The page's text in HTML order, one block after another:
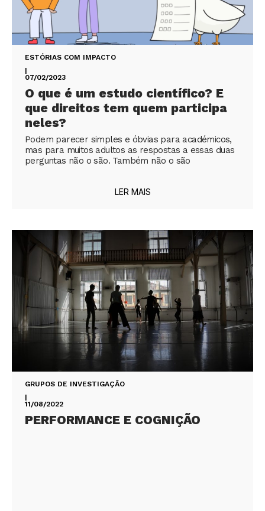
ESTÓRIAS COM IMPACTO
|
07/02/2023
O que é um estudo científico? E
que direitos tem quem participa
neles?
Podem parecer simples e óbvias para académicos,
mas para muitos adultos as respostas a essas duas
perguntas não o são. Também não o são
LER MAIS
GRUPOS DE INVESTIGAÇÃO
|
11/08/2022
PERFORMANCE E COGNIÇÃO